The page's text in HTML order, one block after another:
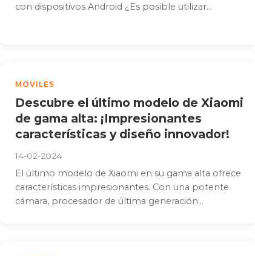
con dispositivos Android ¿Es posible utilizar...
MOVILES
Descubre el último modelo de Xiaomi
de gama alta: ¡Impresionantes
características y diseño innovador!
14-02-2024
El último modelo de Xiaomi en su gama alta ofrece
características impresionantes. Con una potente
cámara, procesador de última generación...